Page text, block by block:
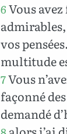
6Vous
vos
multitude
7Vous
façonné
demandé